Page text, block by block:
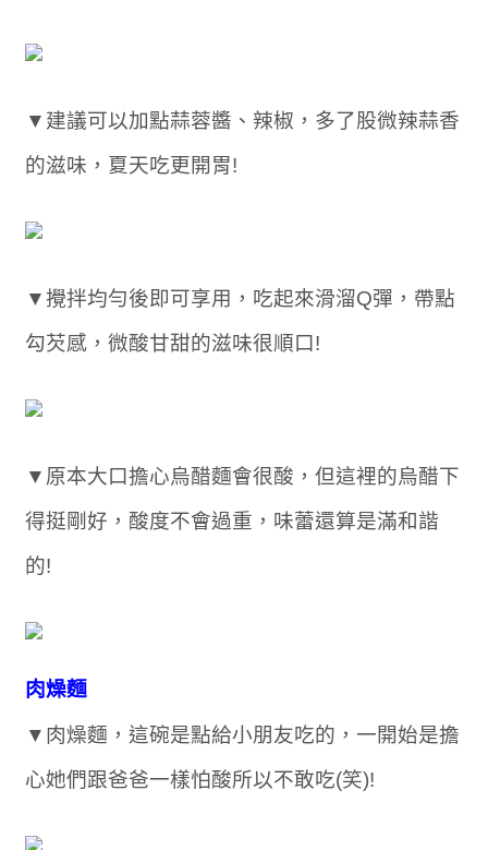
▼建議可以加點蒜蓉醬、辣椒，多了股微辣蒜香
的滋味，夏天吃更開胃!
▼攪拌均勻後即可享用，吃起來滑溜Q彈，帶點
勾芡感，微酸甘甜的滋味很順口!
▼原本大口擔心烏醋麵會很酸，但這裡的烏醋下
得挺剛好，酸度不會過重，味蕾還算是滿和諧
的!
肉燥麵
▼肉燥麵，這碗是點給小朋友吃的，一開始是擔
心她們跟爸爸一樣怕酸所以不敢吃(笑)!